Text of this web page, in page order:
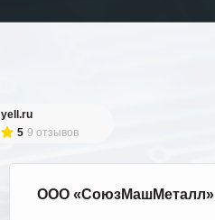
yell.ru
5 9 отзывов
ООО «СоюзМашМеталл»